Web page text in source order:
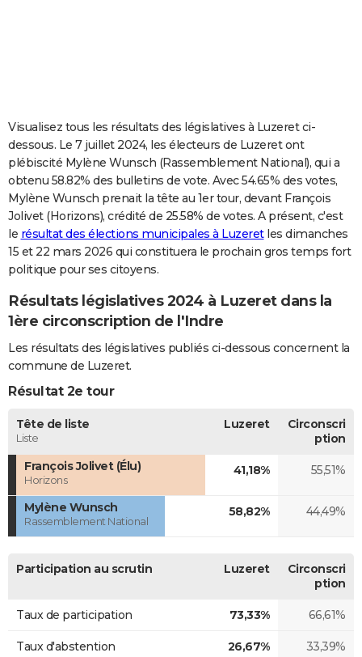
Carte de Noël
Carte Bonne année
Carte Saint-Valentin
Carte Pâques
Carte d'anniversaire
DICTIONNAIRE
Dictionnaire
Biographies
Citations
Expressions
Proverbes
PROGRAMME TV
COPAINS D'AVANT
S'inscrire
Se connecter
Lycées
Collèges
Primaires
Universités
Entreprises
Service militaire
Avis de recherche
AVIS DE DÉCÈS
Visualisez tous les résultats des législatives à Luzeret ci-
dessous. Le 7 juillet 2024, les électeurs de Luzeret ont
plébiscité Mylène Wunsch (Rassemblement National), qui a
obtenu 58.82% des bulletins de vote. Avec 54.65% des votes,
Mylène Wunsch prenait la tête au 1er tour, devant François
Jolivet (Horizons), crédité de 25.58% de votes. A présent, c'est
le résultat des élections municipales à Luzeretles dimanches
15 et 22 mars 2026 qui constituera le prochain gros temps fort
politique pour ses citoyens.
Résultats législatives 2024 à Luzeret dans la
1ère circonscription de l'Indre
Les résultats des législatives publiés ci-dessous concernent la
commune de Luzeret.
Résultat 2e tour
Tête de liste
Liste
Luzeret
Circonscri
ption
François Jolivet (Élu)
Horizons
41,18% 55,51%
Mylène Wunsch
Rassemblement National
58,82% 44,49%
Participation au scrutin Luzeret
Circonscri
ption
Taux de participation 73,33% 66,61%
Taux d'abstention 26,67% 33,39%